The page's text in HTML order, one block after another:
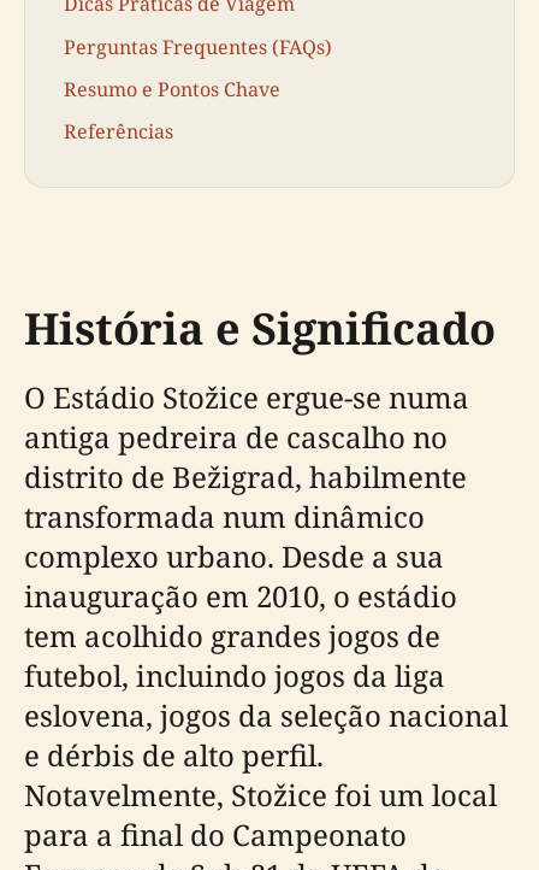
Perguntas Frequentes (FAQs)
Resumo e Pontos Chave
Referências
História e Significado
O Estádio Stožice ergue-se numa
antiga pedreira de cascalho no
distrito de Bežigrad, habilmente
transformada num dinâmico
complexo urbano. Desde a sua
inauguração em 2010, o estádio
tem acolhido grandes jogos de
futebol, incluindo jogos da liga
eslovena, jogos da seleção nacional
e dérbis de alto perfil.
Notavelmente, Stožice foi um local
para a final do Campeonato